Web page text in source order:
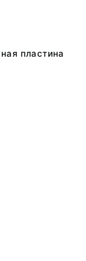
пластина